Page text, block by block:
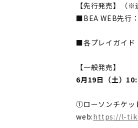
【先行発売】（※
■BEA WEB先行
■各プレイガイド
【一般発売】
6月19日（土）
①ローソンチケッ
web:https://l-